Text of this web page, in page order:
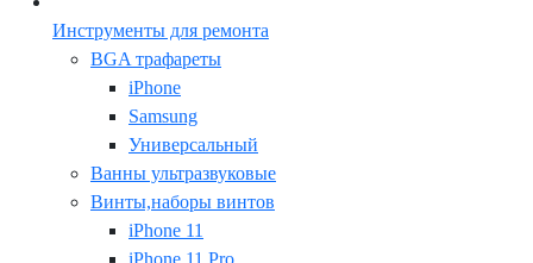
Инструменты для ремонта
BGA трафареты
iPhone
Samsung
Универсальный
Ванны ультразвуковые
Винты,наборы винтов
iPhone 11
iPhone 11 Pro